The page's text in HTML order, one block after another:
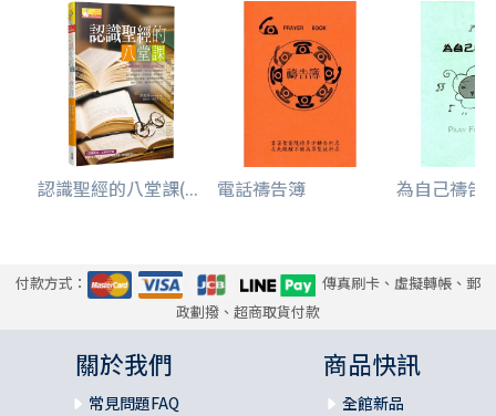
認識聖經的八堂課(... 電話禱告簿 為自己禱告
付款方式：
傳真刷卡、虛擬轉帳、郵
政劃撥、超商取貨付款
關於我們
常見問題FAQ
商品快訊
全館新品